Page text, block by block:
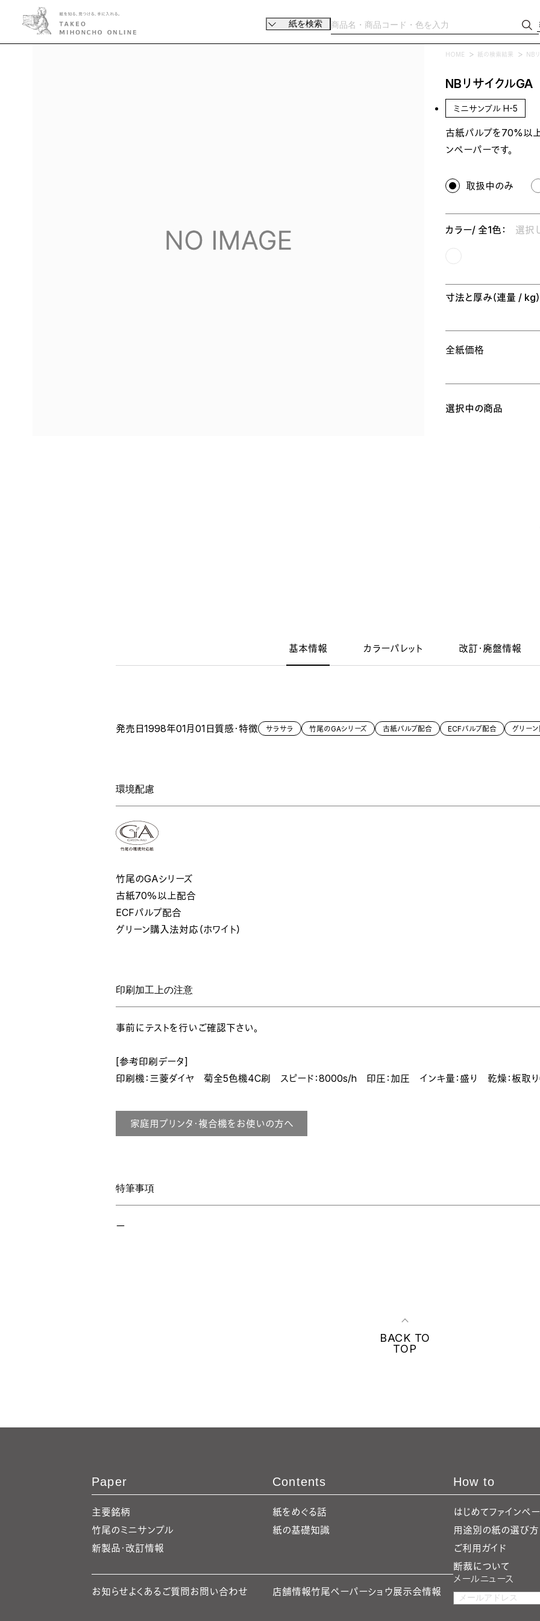
紙を検索
HOME 紙の検索結果 NB
NBリサイクルGA
ミニサンプル H-5
古紙パルプを70%以
ンペーパーです。
取扱中のみ
カラー/ 全1色： 選択
寸法と厚み（連量 / kg）
全紙価格
選択中の商品
基本情報 カラーパレット 改訂・廃盤情報
発売日1998年01月01日質感・特徴 サラサラ 竹尾のGAシリーズ 古紙パルプ配合 ECFパルプ配合 グリー
環境配慮
竹尾のGAシリーズ
古紙70％以上配合
ECFパルプ配合
グリーン購入法対応（ホワイト）
印刷加工上の注意
事前にテストを行いご確認下さい。
[参考印刷データ]
印刷機：三菱ダイヤ 菊全5色機4C刷 スピード：8000s/h 印圧：加圧 インキ量：盛り 乾燥：板取
家庭用プリンタ・複合機をお使いの方へ
特筆事項
ー
BACK TO
TOP
Paper
主要銘柄
竹尾のミニサンプル
新製品・改訂情報
Contents
紙をめぐる話
紙の基礎知識
How to
はじめてファインペ
用途別の紙の選び方
ご利用ガイド
断裁について
お知らせよくあるご質問お問い合わせ 店舗情報竹尾ペーパーショウ展示会情報
メールニュース